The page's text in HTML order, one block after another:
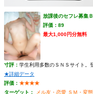
放課後のセフレ募集
評価：89
最大1,000円分無料
寸評： 学生利用多数のＳＮＳサイト。
★詳細データ
評価： ★★★★
ターゲット：
メル友・恋愛 ＳＭ・変態